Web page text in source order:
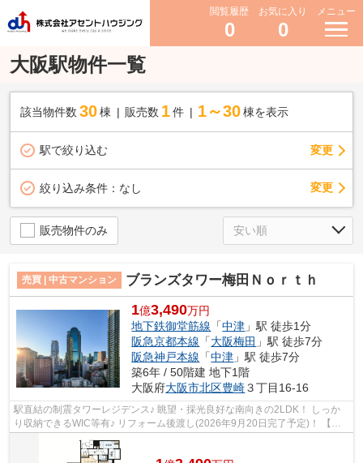
閲覧履歴
0
お気に入り
0
メニュー
大阪駅物件一覧
該当物件数 30棟 販売数 1 件 1～30 棟を表示
駅で絞り込む 変更
絞り込み条件： なし 変更
販売物件のみ
売買 | 中古マンション ブランズタワー梅田Ｎｏｒｔｈ
1億3,490万円
地下鉄御堂筋線 「中津 」駅 徒歩1分
阪急京都本線 「大阪梅田 」駅 徒歩7分
阪急神戸本線 「中津 」駅 徒歩7分
築6年 / 50階建 地下1階
大阪府大阪市北区豊崎３丁目16-16
駅直結の制震タワーレジデンス♪ 眺望・採光良好な南向きの2LDK！ しっか
り収納できるWIC等有♪ リフォーム後渡し(2026年9月20日完了予定)！ 【内
覧希望随時受付中！お気軽にご連絡くだ...